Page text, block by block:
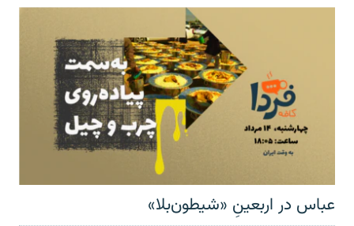
عباس در اربعینِ «شیطون‌بلا»